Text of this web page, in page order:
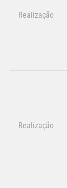
Realização
Realização